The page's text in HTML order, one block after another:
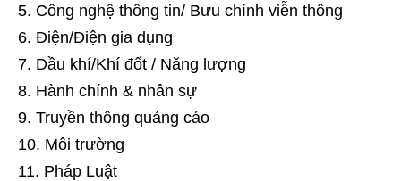
Công nghệ thông tin/ Bưu chính viễn thông
Điện/Điện gia dụng
Dầu khí/Khí đốt / Năng lượng
Hành chính & nhân sự
Truyền thông quảng cáo
Môi trường
Pháp Luật